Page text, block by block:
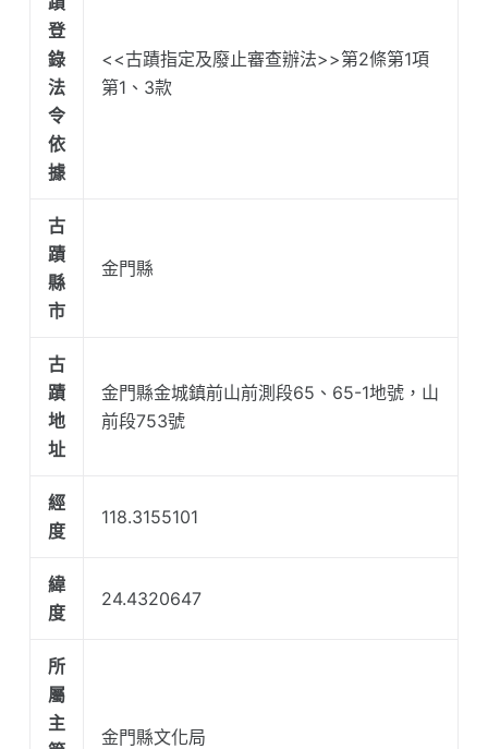
登
錄
法
令
依
據
<<古蹟指定及廢止審查辦法>>第2條第1項
第1、3款
古
蹟
縣
市
金門縣
古
蹟
地
址
金門縣金城鎮前山前測段65、65-1地號，山
前段753號
經
度
118.3155101
緯
度
24.4320647
所
屬
主
金門縣文化局